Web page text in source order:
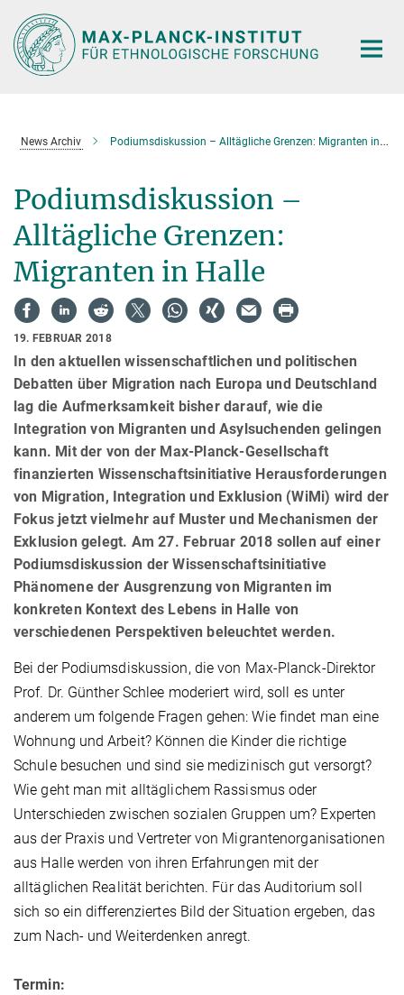
Hauptinhalt
News Archiv Podiumsdiskussion – Alltägliche Grenzen: Migranten in Halle
Podiumsdiskussion –
Alltägliche Grenzen:
Migranten in Halle
19. FEBRUAR 2018
In den aktuellen wissenschaftlichen und politischen
Debatten über Migration nach Europa und Deutschland
lag die Aufmerksamkeit bisher darauf, wie die
Integration von Migranten und Asylsuchenden gelingen
kann. Mit der von der Max-Planck-Gesellschaft
finanzierten Wissenschaftsinitiative Herausforderungen
von Migration, Integration und Exklusion (WiMi) wird der
Fokus jetzt vielmehr auf Muster und Mechanismen der
Exklusion gelegt. Am 27. Februar 2018 sollen auf einer
Podiumsdiskussion der Wissenschaftsinitiative
Phänomene der Ausgrenzung von Migranten im
konkreten Kontext des Lebens in Halle von
verschiedenen Perspektiven beleuchtet werden.
Bei der Podiumsdiskussion, die von Max-Planck-Direktor
Prof. Dr. Günther Schlee moderiert wird, soll es unter
anderem um folgende Fragen gehen: Wie findet man eine
Wohnung und Arbeit? Können die Kinder die richtige
Schule besuchen und sind sie medizinisch gut versorgt?
Wie geht man mit alltäglichem Rassismus oder
Unterschieden zwischen sozialen Gruppen um? Experten
aus der Praxis und Vertreter von Migrantenorganisationen
aus Halle werden von ihren Erfahrungen mit der
alltäglichen Realität berichten. Für das Auditorium soll
sich so ein differenziertes Bild der Situation ergeben, das
zum Nach- und Weiterdenken anregt.
Termin: